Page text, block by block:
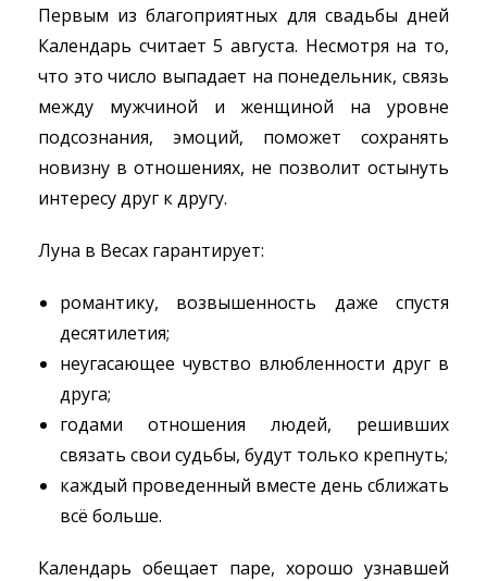
Первым из благоприятных для свадьбы дней
Календарь считает 5 августа. Несмотря на то,
что это число выпадает на понедельник, связь
между мужчиной и женщиной на уровне
подсознания, эмоций, поможет сохранять
новизну в отношениях, не позволит остынуть
интересу друг к другу.
Луна в Весах гарантирует:
романтику, возвышенность даже спустя
десятилетия;
неугасающее чувство влюбленности друг в
друга;
годами отношения людей, решивших
связать свои судьбы, будут только крепнуть;
каждый проведенный вместе день сближать
всё больше.
Календарь обещает паре, хорошо узнавшей